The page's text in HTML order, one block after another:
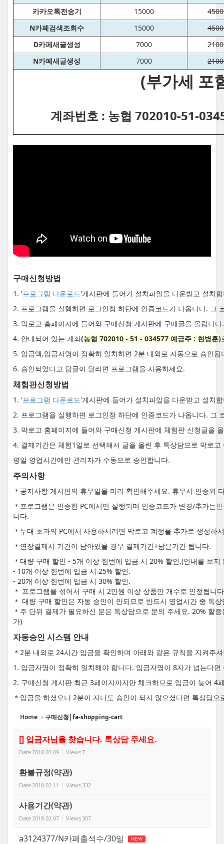
카카오톡전송기
15000
N카페검색조회수
15000
D카페새글생성
7000
N카페새글생성
7000
(부가세 포
계좌번호 : 농협 702010-51-
구매신청방법
1. '프로그램 다운로드'게시판에 들어가 설치파일을 다운받고 설치
2. 프로그램을 실행하면 로그인창 하단에 인증코드가 나옵니다. 그
3. 막로고 홈페이지에 들어와 구매신청 게시판에 구매글을 올립니다.
4. 안내되어 있는 계좌(농협 702010 - 51 - 034577 예금주 : 현병훈)
5. 입금액,입금자명이 정확히 일치하면 2분 내외로 자동으로 승인됩
6. 승인되었다고 답글이 달리면 프로그램을 사용하세요.
체험판신청방법
1. '프로그램 다운로드'게시판에 들어가 설치파일을 다운받고 설치
2. 프로그램을 실행하면 로그인창 하단에 인증코드가 나옵니다. 그
3. 막로고 홈페이지에 들어와 구매신청 게시판에 체험판 신청글을
4. 결제기간은 체험1일로 선택해서 글을 올린 후 톡상담으로 막로
평일 영업시간에만 관리자가 수동으로 승인합니다.
주의사항
＊공지사항 게시판의 휴무일을 미리 확인해주세요. 휴무시 인증외
＊프로그램은 인증한 PC에서만 실행되며 인증코드가 변경/추가는
니다.
＊두대 초과의 PC에서 사용하시려면 막로고 계정을 추가로 생성
＊연장결제시 기간이 남아있을 경우 결제기간+남은기간 됩니다.
＊대량 구매 할인 - 5개 이상 한번에 입금 시 20% 할인.(안내를 보
- 10개 이상 한번에 입금 시 25% 할인.
- 20개 이상 한번에 입금 시 30% 할인.
＊ 프로그램을 섞어서 구매 시 2만원 이상 상품만 개수로 인정됩니
＊ 대량 구매 할인은 자동 승인이 안되므로 반드시 영업시간 중 톡
＊주 단위 결제가 필요하신 분은 톡상담으로 문의 주세요. 20% 할
가)
자동승인 시스템 안내
＊2분 내외로 24시간 입금을 확인하며 아래와 같은 규칙을 지켜주
1. 입금자명이 정확히 일치해야 합니다. 입금자명이 8자가 넘는다
2. 구매신청 게시판 최근 3페이지까지만 체크하므로 입금이 늦어 4
＊입금을 하셨으나 2분이 지나도 승인이 되지 않으셨다면 톡상담
Home 구매신청|fa-shopping-cart
[] 입금자님을 찾습니다. 톡상담 주세요.
Date 2018.03.09 Views7
환불규정(약관)
Date 2018.02.11 Views 332
사용기간(약관)
Date 2018.02.07 Views 307
a3124377/N카페출석수/30일 NEW